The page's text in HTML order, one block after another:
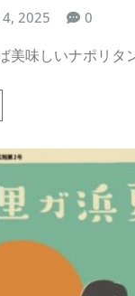
2025 0
美味しいナポリタ